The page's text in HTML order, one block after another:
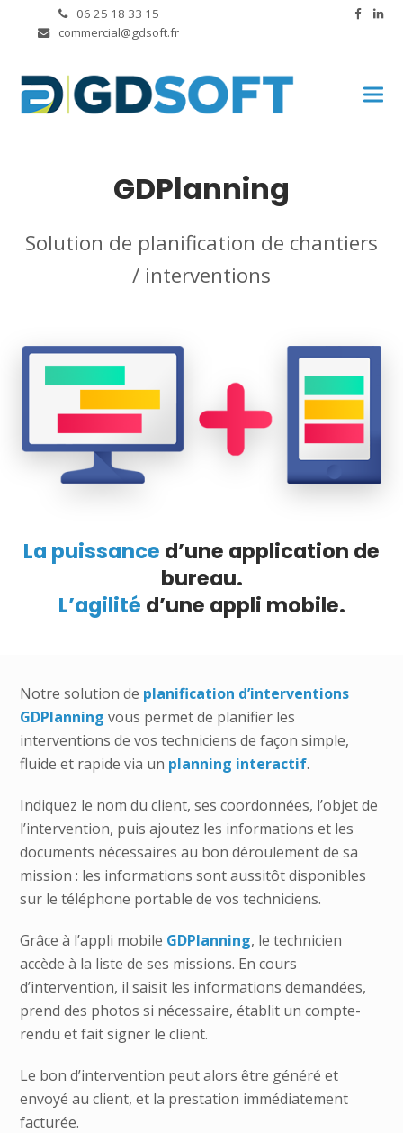
06 25 18 33 15
commercial@gdsoft.fr
GDPlanning
Solution de planification de chantiers
/ interventions
La puissance d’une application de
bureau.
L’agilité d’une appli mobile.
Notre solution de planification d’interventions
GDPlanning vous permet de planifier les
interventions de vos techniciens de façon simple,
fluide et rapide via un planning interactif.
Indiquez le nom du client, ses coordonnées, l’objet de
l’intervention, puis ajoutez les informations et les
documents nécessaires au bon déroulement de sa
mission : les informations sont aussitôt disponibles
sur le téléphone portable de vos techniciens.
Grâce à l’appli mobile GDPlanning, le technicien
accède à la liste de ses missions. En cours
d’intervention, il saisit les informations demandées,
prend des photos si nécessaire, établit un compte-
rendu et fait signer le client.
Le bon d’intervention peut alors être généré et
envoyé au client, et la prestation immédiatement
facturée.